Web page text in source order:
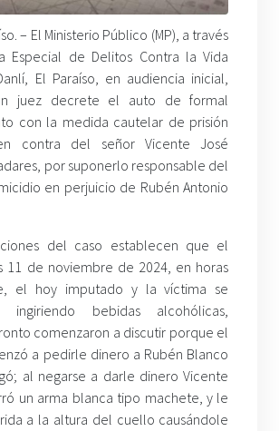
– El Ministerio Público (MP), a través
Especial de Delitos Contra la Vida
El Paraíso, en audiencia inicial,
juez decrete el auto de formal
con la medida cautelar de prisión
contra del señor Vicente José
por suponerlo responsable del
en perjuicio de Rubén Antonio
del caso establecen que el
11 de noviembre de 2024, en horas
el hoy imputado y la víctima se
ingiriendo bebidas alcohólicas,
comenzaron a discutir porque el
a pedirle dinero a Rubén Blanco
al negarse a darle dinero Vicente
un arma blanca tipo machete, y le
a la altura del cuello causándole